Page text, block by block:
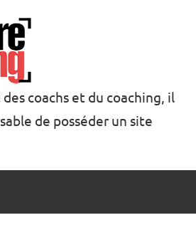
coachs et du coaching, il
de posséder un site